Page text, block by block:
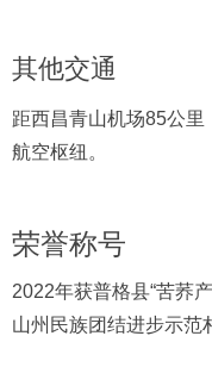
其他交通
距西昌青山机场85公
航空枢纽。
荣誉称号
2022年获普格县“苦荞
山州民族团结进步示范